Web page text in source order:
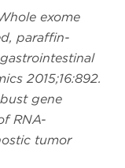
exome
paraffin-
2015;16:892.
gene
RNA-
tumor